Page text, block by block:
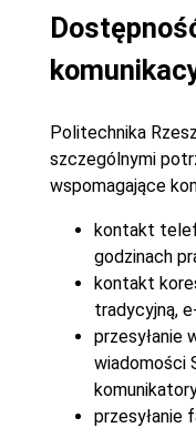
Politechnika
szczególnymi
wspomagające
kontakt
godzinach
kontakt
tradycyjną,
przesyłanie
wiadomości
przesyłanie